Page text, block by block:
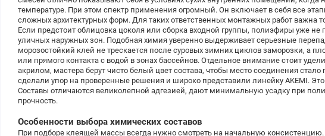
температуре. При этом спектр применения огромный. Он включает в себя все
сложных архитектурных форм. Для таких ответственных монтажных работ важна
Если предстоит облицовка цоколя или сборка входной группы, полиэфиры уже не
уличных наружных зон. Подобная химия уверенно выдерживает серьезные
морозостойкий клей не трескается после суровых зимних циклов заморозки, а
или прямого контакта с водой в зонах бассейнов. Отдельное внимание стоит
акрилом, мастера берут чисто белый цвет состава, чтобы место соединения
сделали упор на проверенные решения и широко представили линейку AKEMI.
Составы отличаются великолепной адгезией, дают минимальную усадку при
прочность.
Особенности выбора химических составов
При подборе клеящей массы всегда нужно смотреть на начальную